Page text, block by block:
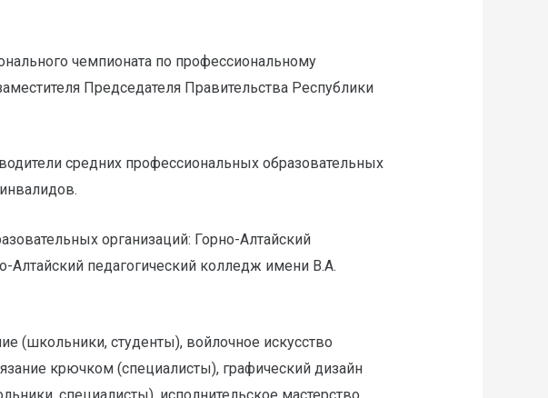
чемпионата по профессиональному
Председателя Правительства Республики
средних профессиональных образовательных
организаций: Горно-Алтайский
Алтайский педагогический колледж имени В.А.
(школьники, студенты), войлочное искусство
крючком (специалисты), графический дизайн
специалисты), исполнительское мастерство